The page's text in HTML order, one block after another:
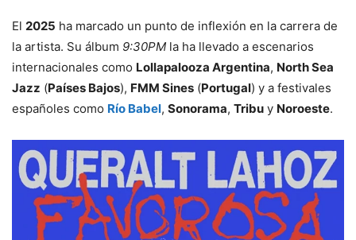
El 2025 ha marcado un punto de inflexión en la carrera de
la artista. Su álbum 9:30PM la ha llevado a escenarios
internacionales como Lollapalooza Argentina, North Sea
Jazz (Países Bajos), FMM Sines (Portugal) y a festivales
españoles como Río Babel, Sonorama, Tribu y Noroeste.